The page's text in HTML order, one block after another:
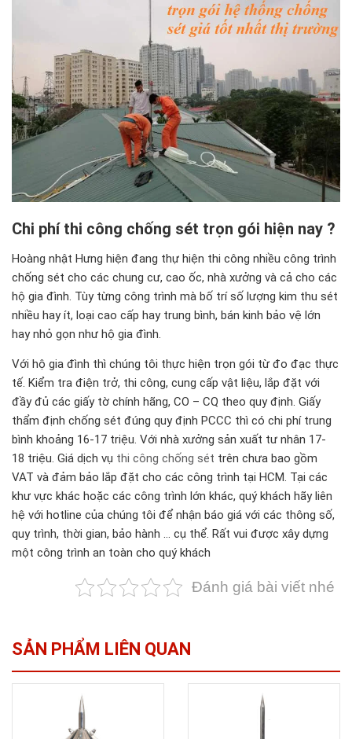
Chi phí thi công chống sét trọn gói hiện nay ?
Hoàng nhật Hưng hiện đang thự hiện thi công nhiều công trình
chống sét cho các chung cư, cao ốc, nhà xưởng và cả cho các
hộ gia đình. Tùy từng công trình mà bố trí số lượng kim thu sét
nhiều hay ít, loại cao cấp hay trung bình, bán kinh bảo vệ lớn
hay nhỏ gọn như hộ gia đình.
Với hộ gia đình thì chúng tôi thực hiện trọn gói từ đo đạc thực
tế. Kiểm tra điện trở, thi công, cung cấp vật liệu, lắp đặt với
đầy đủ các giấy tờ chính hãng, CO – CQ theo quy định. Giấy
thẩm định chống sét đúng quy định PCCC thì có chi phí trung
bình khoảng 16-17 triệu. Với nhà xưởng sản xuất tư nhân 17-
18 triệu. Giá dịch vụ thi công chống sét trên chưa bao gồm
VAT và đảm bảo lắp đặt cho các công trình tại HCM. Tại các
khư vực khác hoặc các công trình lớn khác, quý khách hãy liên
hệ với hotline của chúng tôi để nhận báo giá với các thông số,
quy trình, thời gian, bảo hành … cụ thể. Rất vui được xây dựng
một công trình an toàn cho quý khách
Đánh giá bài viết nhé
SẢN PHẨM LIÊN QUAN